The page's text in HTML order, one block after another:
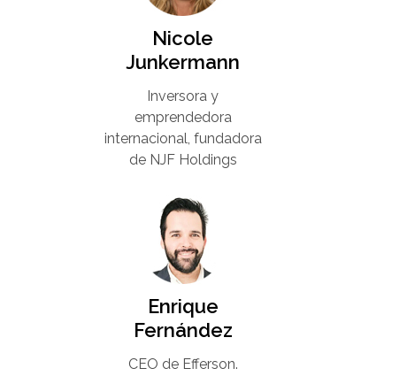
Nicole
Junkermann​
Inversora y
emprendedora
internacional, fundadora
de NJF Holdings
Enrique
Fernández
CEO de Efferson.